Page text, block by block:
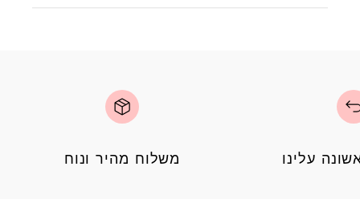
משלוח מהיר ונוח עלינו